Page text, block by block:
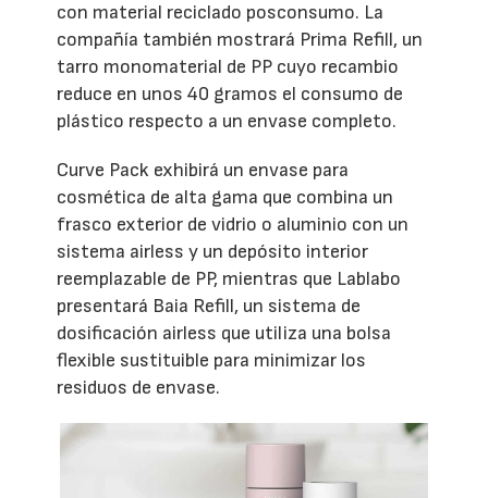
con material reciclado posconsumo. La
compañía también mostrará Prima Refill, un
tarro monomaterial de PP cuyo recambio
reduce en unos 40 gramos el consumo de
plástico respecto a un envase completo.
Curve Pack exhibirá un envase para
cosmética de alta gama que combina un
frasco exterior de vidrio o aluminio con un
sistema airless y un depósito interior
reemplazable de PP, mientras que Lablabo
presentará Baia Refill, un sistema de
dosificación airless que utiliza una bolsa
flexible sustituible para minimizar los
residuos de envase.